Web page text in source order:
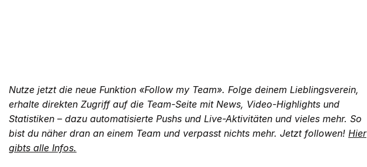
Nutze jetzt die neue Funktion «Follow my Team». Folge deinem Lieblingsverein,
erhalte direkten Zugriff auf die Team-Seite mit News, Video-Highlights und
Statistiken – dazu automatisierte Pushs und Live-Aktivitäten und vieles mehr. So
bist du näher dran an einem Team und verpasst nichts mehr. Jetzt followen! Hier
gibts alle Infos.